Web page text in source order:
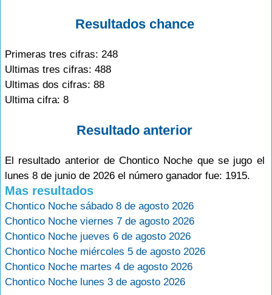
Resultados chance
Primeras tres cifras: 248
Ultimas tres cifras: 488
Ultimas dos cifras: 88
Ultima cifra: 8
Resultado anterior
El resultado anterior de Chontico Noche que se jugo el
lunes 8 de junio de 2026 el número ganador fue: 1915.
Mas resultados
Chontico Noche sábado 8 de agosto 2026
Chontico Noche viernes 7 de agosto 2026
Chontico Noche jueves 6 de agosto 2026
Chontico Noche miércoles 5 de agosto 2026
Chontico Noche martes 4 de agosto 2026
Chontico Noche lunes 3 de agosto 2026